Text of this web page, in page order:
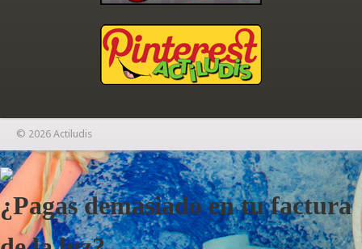
© 2026 Actiludis
×
¿Pagas demasiado en tu factura